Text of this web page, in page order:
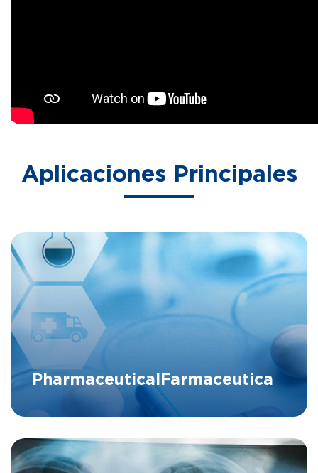
Aplicaciones Principales
Pharmaceutical Farmaceutica